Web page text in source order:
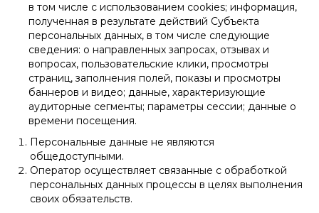
в том числе с использованием cookies; информация,
полученная в результате действий Субъекта
персональных данных, в том числе следующие
сведения: о направленных запросах, отзывах и
вопросах, пользовательские клики, просмотры
страниц, заполнения полей, показы и просмотры
баннеров и видео; данные, характеризующие
аудиторные сегменты; параметры сессии; данные о
времени посещения.
Персональные данные не являются
общедоступными.
Оператор осуществляет связанные с обработкой
персональных данных процессы в целях выполнения
своих обязательств.